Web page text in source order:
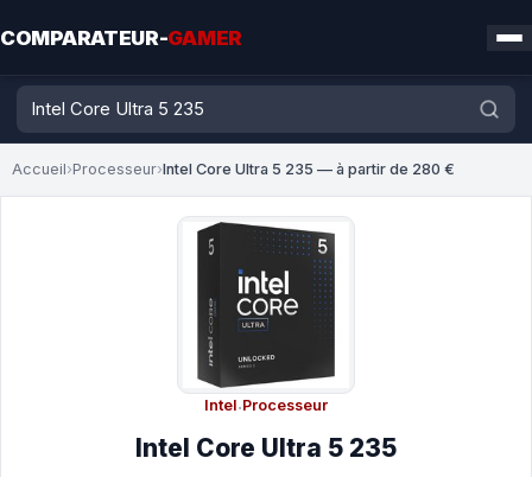
COMPARATEUR-GAMER
Accueil›Processeur›Intel Core Ultra 5 235 — à partir de 280 €
Intel·Processeur
Intel Core Ultra 5 235